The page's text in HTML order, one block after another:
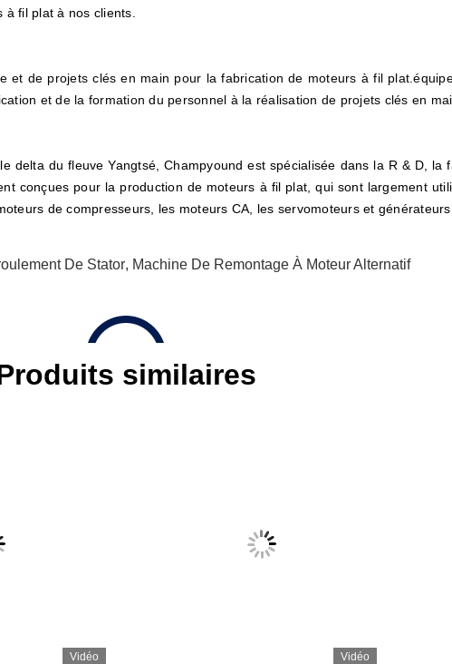
fil plat à nos clients.
et de projets clés en main pour la fabrication de moteurs à fil
et de la formation du personnel à la réalisation de projets clés en
delta du fleuve Yangtsé, Champyound est spécialisée dans la R & D, la
conçues pour la production de moteurs à fil plat, qui sont largement
de compresseurs, les moteurs CA, les servomoteurs et
De Stator, Machine De Remontage À Moteur Alternatif
similaires
Vidéo Vidéo